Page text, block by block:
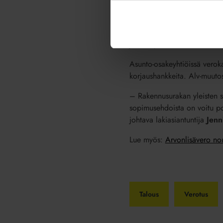
Yleinen
nostamaan taloyhtiöiden
Asunto-osakeyhtiöissä
korjaushankkeita. Alv-
– Rakennusurakan yleisten
sopimusehdoista on voitu
johtava lakiasiantuntija
Lue myös: Arvonlisävero
Talous Verotus